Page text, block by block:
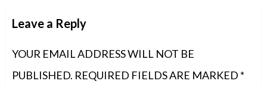
Leave a Reply
YOUR EMAIL ADDRESS WILL NOT BE
PUBLISHED. REQUIRED FIELDS ARE MARKED *